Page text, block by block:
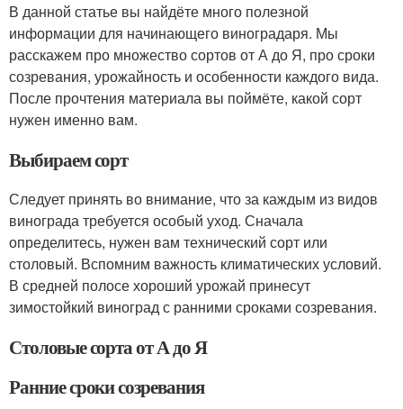
В данной статье вы найдёте много полезной
информации для начинающего виноградаря. Мы
расскажем про множество сортов от А до Я, про сроки
созревания, урожайность и особенности каждого вида.
После прочтения материала вы поймёте, какой сорт
нужен именно вам.
Выбираем сорт
Следует принять во внимание, что за каждым из видов
винограда требуется особый уход. Сначала
определитесь, нужен вам технический сорт или
столовый. Вспомним важность климатических условий.
В средней полосе хороший урожай принесут
зимостойкий виноград с ранними сроками созревания.
Столовые сорта от А до Я
Ранние сроки созревания